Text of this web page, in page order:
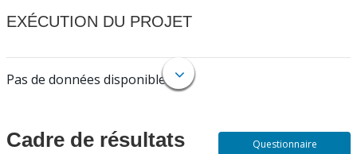
EXÉCUTION DU PROJET
Pas de données disponibles.
Cadre de résultats Questionnaire